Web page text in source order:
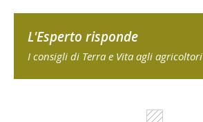
L'Esperto risponde
I consigli di Terra e Vita agli agricoltori